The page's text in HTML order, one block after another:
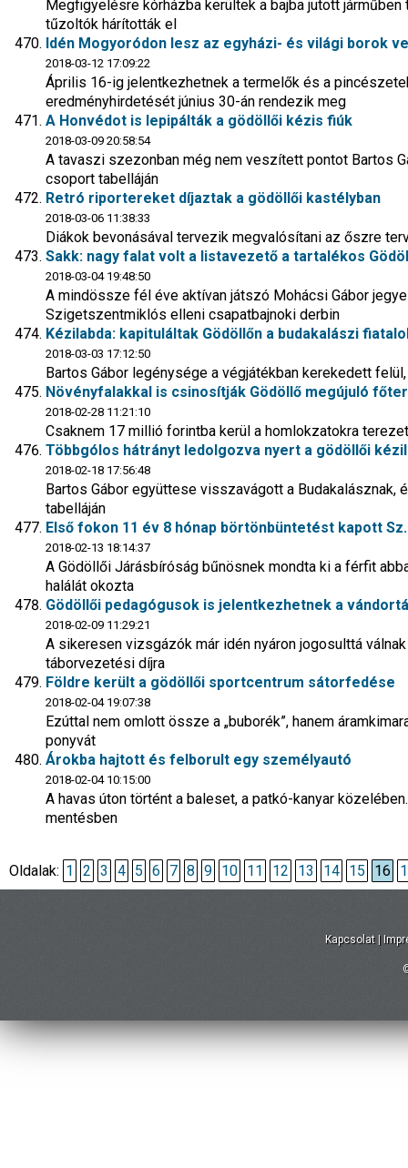
Megfigyelésre kórházba kerültek a bajba jutott
tűzoltók hárították el
Idén Mogyoródon lesz az egyházi- és világi borok
2018-03-12 17:09:22
Április 16-ig jelentkezhetnek a termelők és a
eredményhirdetését június 30-án rendezik meg
A Honvédot is lepipálták a gödöllői kézis fiúk
2018-03-09 20:58:54
A tavaszi szezonban még nem veszített pontot Bartos
csoport tabelláján
Retró riportereket díjaztak a gödöllői kastélyban
2018-03-06 11:38:33
Diákok bevonásával tervezik megvalósítani az őszre
Sakk: nagy falat volt a listavezető a tartalékos
2018-03-04 19:48:50
A mindössze fél éve aktívan játszó Mohácsi Gábor
Szigetszentmiklós elleni csapatbajnoki derbin
Kézilabda: kapituláltak Gödöllőn a budakalászi
2018-03-03 17:12:50
Bartos Gábor legénysége a végjátékban kerekedett
Növényfalakkal is csinosítják Gödöllő megújuló
2018-02-28 11:21:10
Csaknem 17 millió forintba kerül a homlokzatokra
Többgólos hátrányt ledolgozva nyert a gödöllői
2018-02-18 17:56:48
Bartos Gábor együttese visszavágott a
tabelláján
Első fokon 11 év 8 hónap börtönbüntetést kapott
2018-02-13 18:14:37
A Gödöllői Járásbíróság bűnösnek mondta ki a férfit
halálát okozta
Gödöllői pedagógusok is jelentkezhetnek a
2018-02-09 11:29:21
A sikeresen vizsgázók már idén nyáron jogosulttá
táborvezetési díjra
Földre került a gödöllői sportcentrum sátorfedése
2018-02-04 19:07:38
Ezúttal nem omlott össze a „buborék”, hanem
ponyvát
Árokba hajtott és felborult egy személyautó
2018-02-04 10:15:00
A havas úton történt a baleset, a patkó-kanyar
mentésben
Oldalak: 1 2 3 4 5 6 7 8 9 10 11 12 13 14 15 16
Kapcsolat |